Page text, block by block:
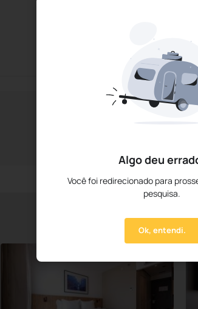
Algo deu
Você foi redirecionado para
pesquisa.
Ok, entendi.